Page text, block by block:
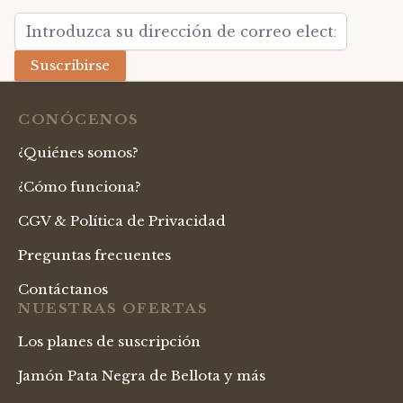
Dirección de email
Suscribirse
CONÓCENOS
¿Quiénes somos?
¿Cómo funciona?
CGV & Política de Privacidad
Preguntas frecuentes
Contáctanos
NUESTRAS OFERTAS
Los planes de suscripción
Jamón Pata Negra de Bellota y más